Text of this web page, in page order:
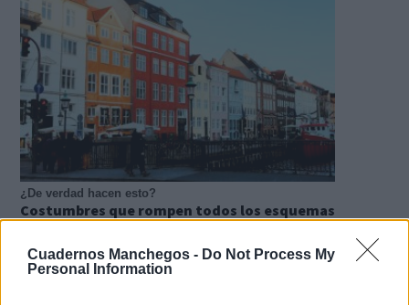
Cuadernos Manchegos - Do Not Process My
Personal Information
¿De verdad hacen esto?
Costumbres que rompen todos los esquemas